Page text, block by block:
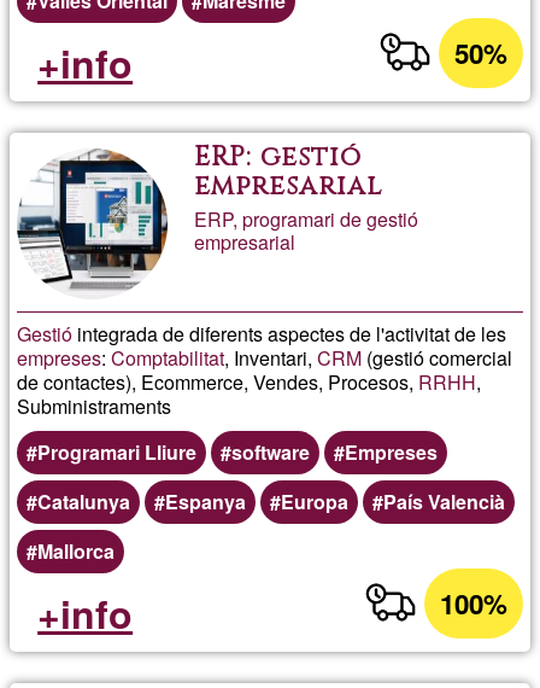
50%
+info
ERP: gestió
empresarial
ERP, programari de gestió
empresarial
Gestió integrada de diferents aspectes de l'activitat de les
empreses:Comptabilitat, Inventari,CRM (gestió comercial
de contactes), Ecommerce, Vendes, Procesos, RRHH,
Subministraments
Programari Lliure
software
Empreses
Catalunya
Espanya Europa
País Valencià
Mallorca
100%
+info